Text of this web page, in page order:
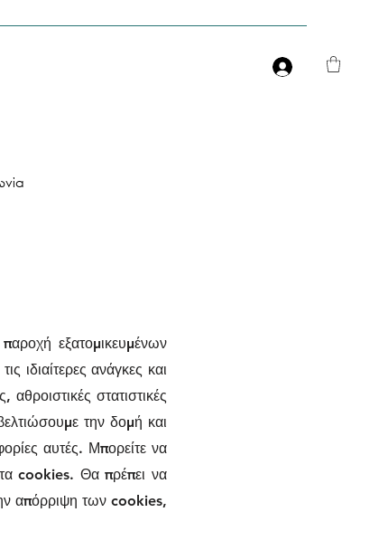
Είσοδος
εξατομικευμένων
ιδιαίτερες ανάγκες και
στατιστικές
την δομή και
αυτές. Μπορείτε να
τα cookies. Θα πρέπει να
απόρριψη των cookies,